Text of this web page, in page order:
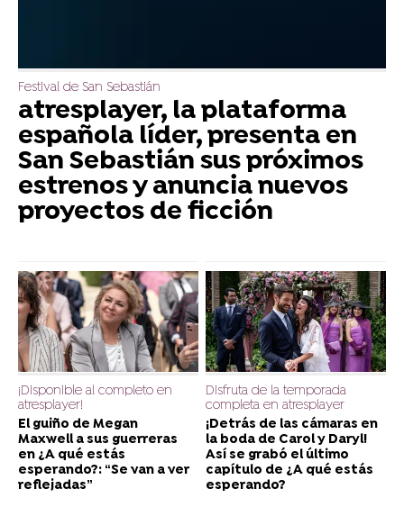
Festival de San Sebastián
atresplayer, la plataforma
española líder, presenta en
San Sebastián sus próximos
estrenos y anuncia nuevos
proyectos de ficción
¡Disponible al completo en
atresplayer!
El guiño de Megan
Maxwell a sus guerreras
en ¿A qué estás
esperando?: “Se van a ver
reflejadas”
Disfruta de la temporada
completa en atresplayer
¡Detrás de las cámaras en
la boda de Carol y Daryl!
Así se grabó el último
capítulo de ¿A qué estás
esperando?